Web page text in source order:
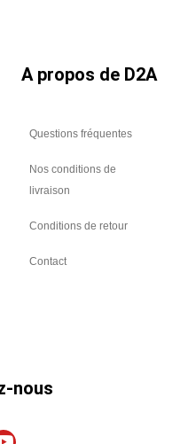
A propos de D2A
Questions fréquentes
Nos conditions de
livraison
Conditions de retour
Contact
nous
Y